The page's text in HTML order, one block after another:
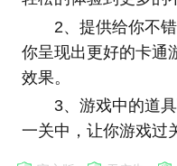
2、提供给你不
你呈现出更好的卡通
效果。
3、游戏中的道
一关中，让你游戏过